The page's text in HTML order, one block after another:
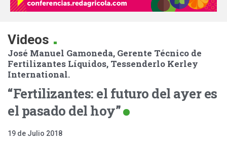
Videos .
José Manuel Gamoneda, Gerente Técnico de
Fertilizantes Líquidos, Tessenderlo Kerley
International.
“Fertilizantes: el futuro del ayer es
el pasado del hoy”
19 de Julio 2018